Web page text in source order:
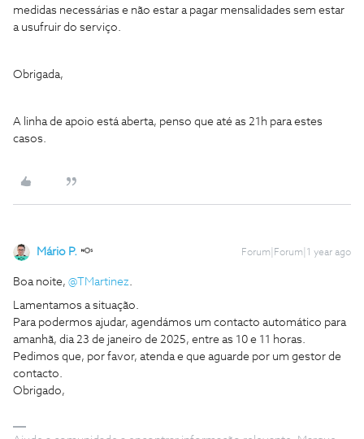
medidas necessárias e não estar a pagar mensalidades sem estar
a usufruir do serviço.
Obrigada,
A linha de apoio está aberta, penso que até as 21h para estes
casos.
Mário P. Forum|Forum|1 year ago
Boa noite, ​ @TMartinez.
Lamentamos a situação.
Para podermos ajudar, agendámos um contacto automático para
amanhã, dia 23 de janeiro de 2025, entre as 10 e 11 horas.
Pedimos que, por favor, atenda e que aguarde por um gestor de
contacto.
Obrigado,